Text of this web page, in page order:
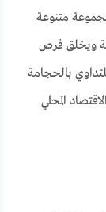
متنوعة
ويخلق فرص
بالحجامة
المحلي